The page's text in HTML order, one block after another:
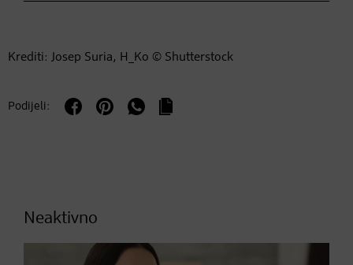
Krediti: Josep Suria, H_Ko © Shutterstock
Podijeli:
Neaktivno